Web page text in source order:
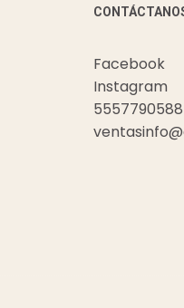
Facebook
Instagram
5557790588